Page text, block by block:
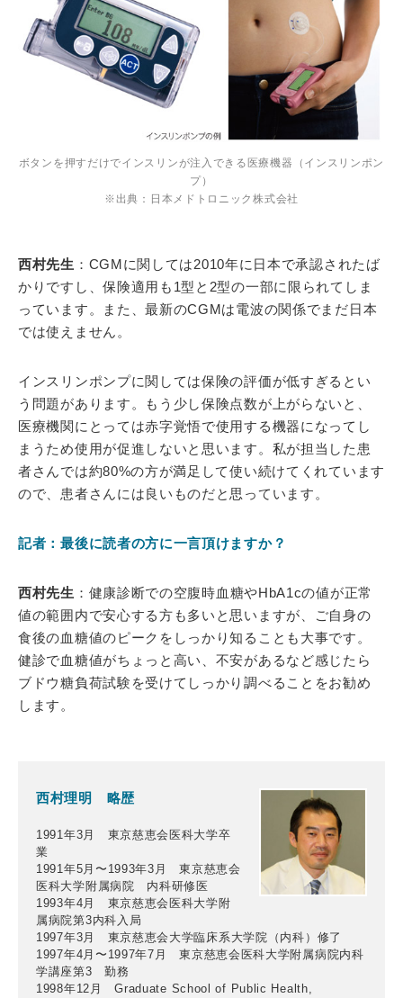
ボタンを押すだけでインスリンが注入できる医療機器（インスリンポン
プ）
※出典：日本メドトロニック株式会社
西村先生 ：CGMに関しては2010年に日本で承認されたば
かりですし、保険適用も1型と2型の一部に限られてしま
っています。また、最新のCGMは電波の関係でまだ日本
では使えません。
インスリンポンプに関しては保険の評価が低すぎるとい
う問題があります。もう少し保険点数が上がらないと、
医療機関にとっては赤字覚悟で使用する機器になってし
まうため使用が促進しないと思います。私が担当した患
者さんでは約80%の方が満足して使い続けてくれています
ので、患者さんには良いものだと思っています。
記者：最後に読者の方に一言頂けますか？
西村先生 ：健康診断での空腹時血糖やHbA1cの値が正常
値の範囲内で安心する方も多いと思いますが、ご自身の
食後の血糖値のピークをしっかり知ることも大事です。
健診で血糖値がちょっと高い、不安があるなど感じたら
ブドウ糖負荷試験を受けてしっかり調べることをお勧め
します。
西村理明 略歴
1991年3月 東京慈恵会医科大学卒
業
1991年5月〜1993年3月 東京慈恵会
医科大学附属病院 内科研修医
1993年4月 東京慈恵会医科大学附
属病院第3内科入局
1997年3月 東京慈恵会大学臨床系大学院（内科）修了
1997年4月〜1997年7月 東京慈恵会医科大学附属病院内科
学講座第3 勤務
1998年12月 Graduate School of Public Health,